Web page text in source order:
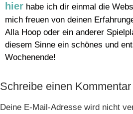
hier habe ich dir einmal die
mich freuen von deinen
Alla Hoop oder ein anderer
diesem Sinne ein schönes und
Wochenende!
Schreibe einen Kommentar
Deine E-Mail-Adresse wird nicht